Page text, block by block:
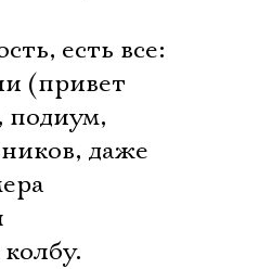
есть все:
(привет
подиум,
даже